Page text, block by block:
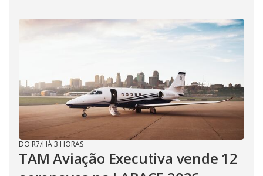
DO R7/HÁ 3 HORAS
TAM Aviação Executiva vende 12